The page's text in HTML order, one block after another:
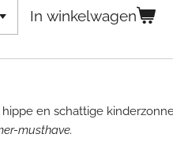
In winkelwagen
hippe en schattige
musthave.